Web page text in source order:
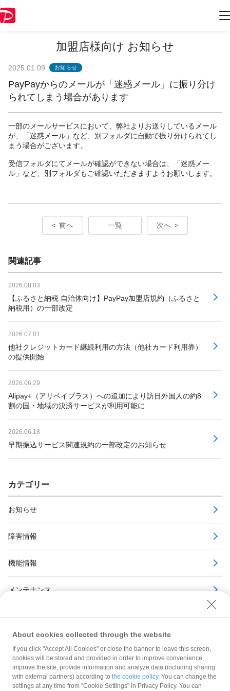
加盟店様向け お知らせ
2025.01.09 お知らせ
PayPayからのメールが「迷惑メール」に振り分け
られてしまう場合があります
一部のメールサービスにおいて、弊社よりお送りしているメール
が、「迷惑メール」など、別フォルダに自動で振り分けられてし
まう場合がございます。
受信フォルダにてメールが確認ができない場合は、「迷惑メー
ル」など、別フォルダもご確認いただきますようお願いします。
前へ 一覧 次へ
関連記事
2026.08.03
【ふるさと納税 自治体向け】PayPay加盟店規約（ふるさと
納税用）の一部改定
2026.07.01
他社クレジットカード継続利用の方法（他社カード利用券）
の提供開始
2026.06.29
Alipay+（アリペイプラス）への追加により訪日外国人の約8
割の国・地域の決済サービスが利用可能に
2026.06.18
早期振込サービス関連規約の一部改定のお知らせ
カテゴリー
お知らせ
障害情報
機能情報
メンテナンス
規約
About cookies collected through the website
If you click "Accept All Cookies" or close the banner to leave this screen,
cookies will be stored and provided in order to improve convenience,
improve the site, provide information and analyze data (including sharing
with external partners) according to the cookie policy. You can change the
settings at any time from "Cookie Settings" in Privacy Policy. You can